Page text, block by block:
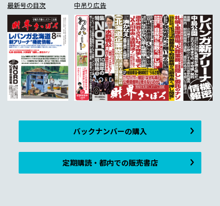
最新号の目次 中吊り広告
バックナンバーの購入
定期購読・都内での販売書店